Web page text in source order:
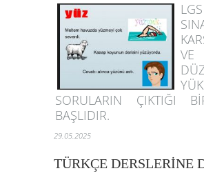
LGS
VE
SORULARIN ÇIKTIĞI
BAŞLIDIR.
29.05.2025
TÜRKÇE DERSLERİNE